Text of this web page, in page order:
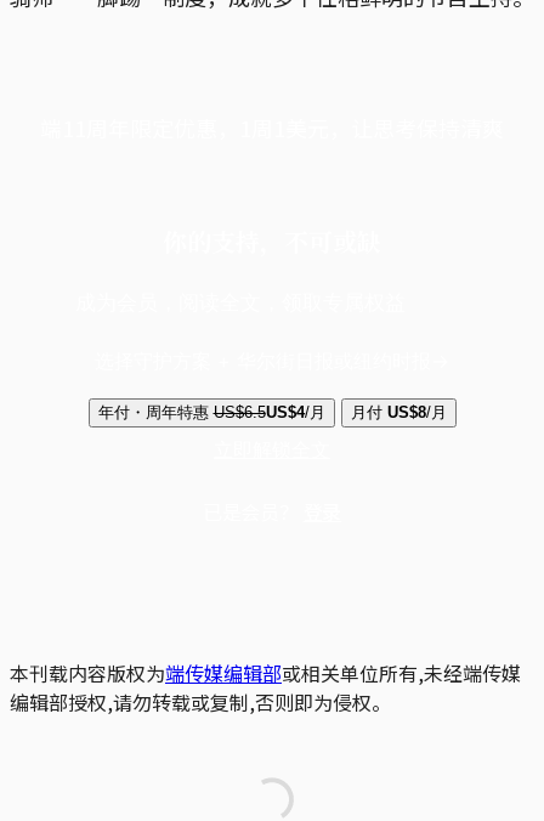
年付・周年特惠 US$6.5US$4/月 月付 US$8/月
本刊载内容版权为端传媒编辑部或相关单位所有,未经端传媒
编辑部授权,请勿转载或复制,否则即为侵权。